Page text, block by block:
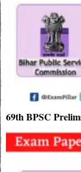
69th BPSC